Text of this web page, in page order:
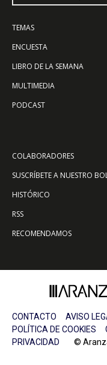
TEMAS
ENCUESTA
LIBRO DE LA SEMANA
MULTIMEDIA
PODCAST
COLABORADORES
SUSCRÍBETE A NUESTRO
HISTÓRICO
RSS
RECOMENDAMOS
CONTACTO AVISO
POLÍTICA DE COOKIES
PRIVACIDAD ©